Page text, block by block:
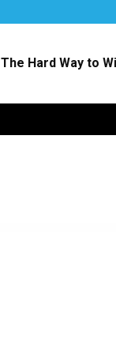
The Hard Way to